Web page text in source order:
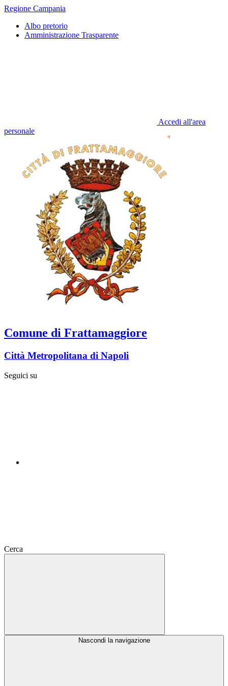
Regione Campania
Albo pretorio
Amministrazione Trasparente
Accedi all'area
personale
Comune di Frattamaggiore
Città Metropolitana di Napoli
Seguici su
Cerca
Nascondi la navigazione